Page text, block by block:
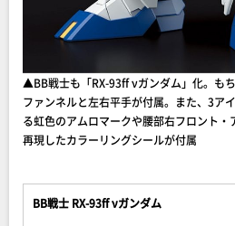
▲BB戦士も「RX-93ff νガンダム」化。も
ファンネルと左右平手が付属。また、3ア
る虹色のアムロマークや腰部右フロント
再現したカラーリングシールが付属
BB戦士 RX-93ff νガンダム